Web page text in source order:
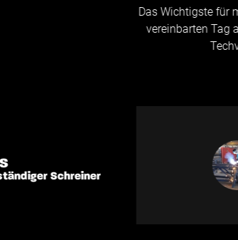
Schreiner
Das Wichtigste für
vereinbarten Tag